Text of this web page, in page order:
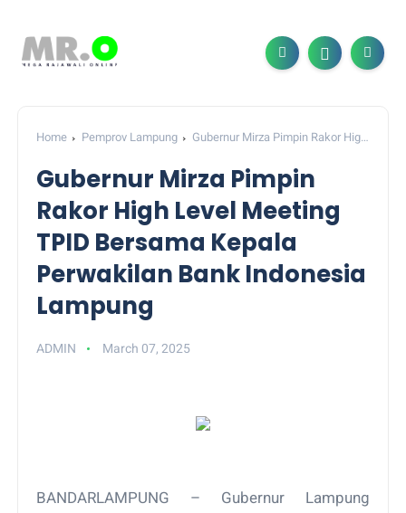
Home Pemprov Lampung
Gubernur Mirza Pimpin Rakor High
Lampung
Gubernur Mirza Pimpin
Rakor High Level Meeting
TPID Bersama Kepala
Perwakilan Bank Indonesia
Lampung
ADMIN March 07, 2025
BANDARLAMPUNG – Gubernur Lampung